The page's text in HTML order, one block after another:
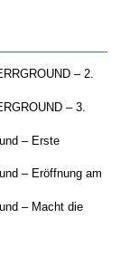
– 2.
– 3.
– Erste
– Eröffnung am
– Macht die